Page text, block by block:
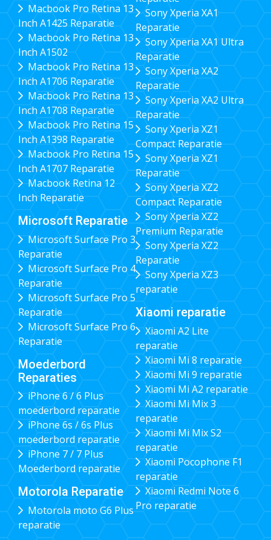
Macbook Pro Retina 13
Inch A1425 Reparatie
Macbook Pro Retina 13
Inch A1502
Macbook Pro Retina 13
Inch A1706 Reparatie
Macbook Pro Retina 13
Inch A1708 Reparatie
Macbook Pro Retina 15
Inch A1398 Reparatie
Macbook Pro Retina 15
Inch A1707 Reparatie
Macbook Retina 12
Inch Reparatie
Microsoft Reparatie
Microsoft Surface Pro 3
Reparatie
Microsoft Surface Pro 4
Reparatie
Microsoft Surface Pro 5
Reparatie
Microsoft Surface Pro 6
Reparatie
Moederbord
Reparaties
iPhone 6 / 6 Plus
moederbord reparatie
iPhone 6s / 6s Plus
moederbord reparatie
iPhone 7 / 7 Plus
Moederbord reparatie
Motorola Reparatie
Motorola moto G6 Plus
reparatie
Sony Xperia XA1
Reparatie
Sony Xperia XA1 Ultra
Reparatie
Sony Xperia XA2
Reparatie
Sony Xperia XA2 Ultra
Reparatie
Sony Xperia XZ1
Compact Reparatie
Sony Xperia XZ1
Reparatie
Sony Xperia XZ2
Compact Reparatie
Sony Xperia XZ2
Premium Reparatie
Sony Xperia XZ2
Reparatie
Sony Xperia XZ3
reparatie
Xiaomi reparatie
Xiaomi A2 Lite
reparatie
Xiaomi Mi 8 reparatie
Xiaomi Mi 9 reparatie
Xiaomi Mi A2 reparatie
Xiaomi Mi Mix 3
reparatie
Xiaomi Mi Mix S2
reparatie
Xiaomi Pocophone F1
reparatie
Xiaomi Redmi Note 6
Pro reparatie